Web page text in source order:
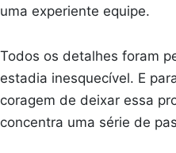
uma experiente equipe.
Todos os detalhes foram
estadia inesquecível. E p
coragem de deixar essa
concentra uma série de